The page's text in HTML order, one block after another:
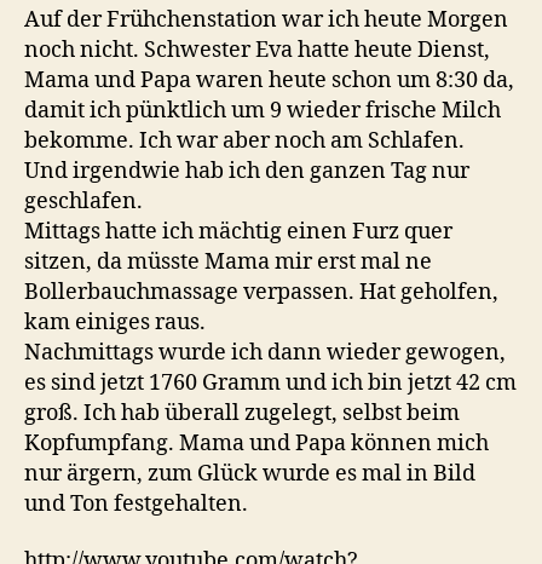
nur
ärgern
Auf der Frühchenstation war ich heute Morgen
noch nicht. Schwester Eva hatte heute Dienst,
Mama und Papa waren heute schon um 8:30 da,
damit ich pünktlich um 9 wieder frische Milch
bekomme. Ich war aber noch am Schlafen.
Und irgendwie hab ich den ganzen Tag nur
geschlafen.
Mittags hatte ich mächtig einen Furz quer
sitzen, da müsste Mama mir erst mal ne
Bollerbauchmassage verpassen. Hat geholfen,
kam einiges raus.
Nachmittags wurde ich dann wieder gewogen,
es sind jetzt 1760 Gramm und ich bin jetzt 42 cm
groß. Ich hab überall zugelegt, selbst beim
Kopfumpfang. Mama und Papa können mich
nur ärgern, zum Glück wurde es mal in Bild
und Ton festgehalten.